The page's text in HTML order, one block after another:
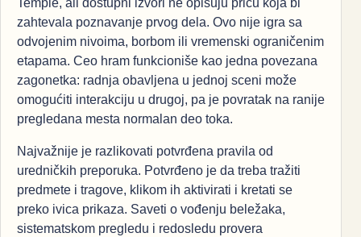
Temple, ali dostupni izvori ne opisuju priču koja bi
zahtevala poznavanje prvog dela. Ovo nije igra sa
odvojenim nivoima, borbom ili vremenski ograničenim
etapama. Ceo hram funkcioniše kao jedna povezana
zagonetka: radnja obavljena u jednoj sceni može
omogućiti interakciju u drugoj, pa je povratak na ranije
pregledana mesta normalan deo toka.
Najvažnije je razlikovati potvrđena pravila od
uredničkih preporuka. Potvrđeno je da treba tražiti
predmete i tragove, klikom ih aktivirati i kretati se
preko ivica prikaza. Saveti o vođenju beležaka,
sistematskom pregledu i redosledu provera